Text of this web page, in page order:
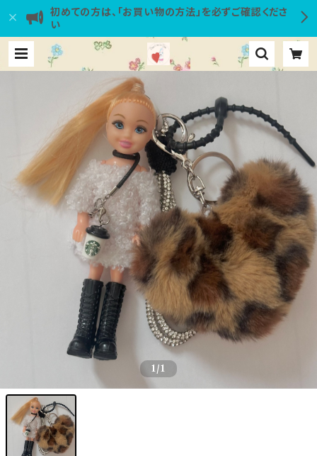
初めての方は、「お買い物の方法」を必ずご確認くださ
い
1/1